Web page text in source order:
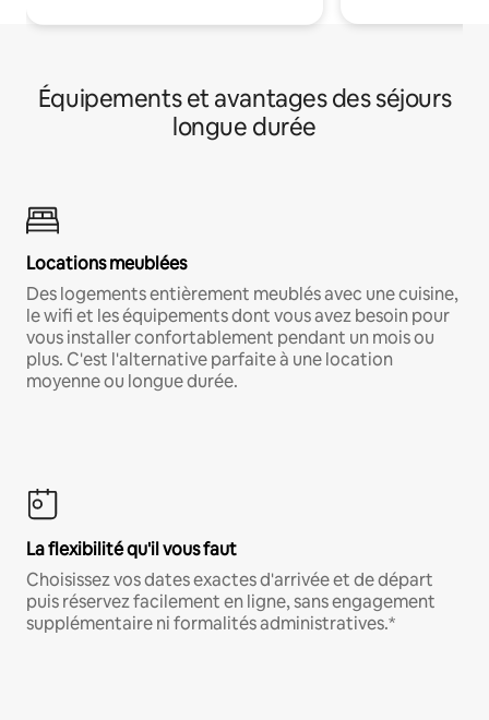
Équipements et avantages des séjours
longue durée
Locations meublées
Des logements entièrement meublés avec une cuisine,
le wifi et les équipements dont vous avez besoin pour
vous installer confortablement pendant un mois ou
plus. C'est l'alternative parfaite à une location
moyenne ou longue durée.
La flexibilité qu'il vous faut
Choisissez vos dates exactes d'arrivée et de départ
puis réservez facilement en ligne, sans engagement
supplémentaire ni formalités administratives.*